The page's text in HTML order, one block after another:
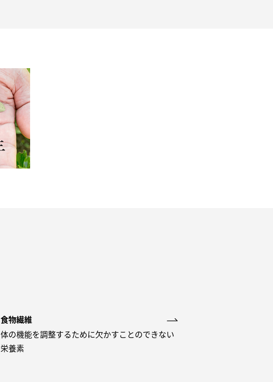
食物繊維
体の機能を調整するために欠かすことのできない
栄養素